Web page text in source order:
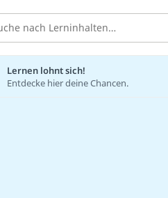
Lernen lohnt sich!
Entdecke hier deine Chancen.